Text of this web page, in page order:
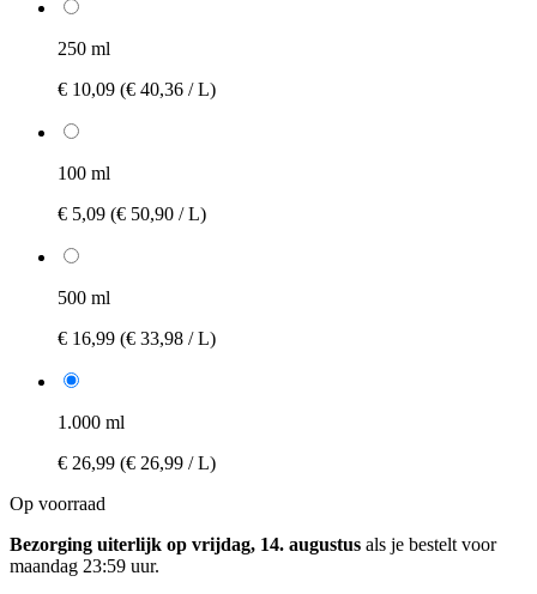
250 ml
€ 10,09 (€ 40,36 / L)
100 ml
€ 5,09 (€ 50,90 / L)
500 ml
€ 16,99 (€ 33,98 / L)
1.000 ml
€ 26,99 (€ 26,99 / L)
Op voorraad
Bezorging uiterlijk op vrijdag, 14. augustus als je bestelt voor
maandag 23:59 uur.